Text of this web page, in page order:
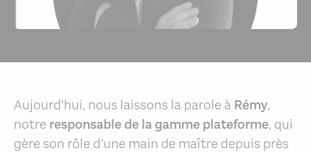
Aujourd’hui, nous laissons la parole à Rémy,
notre responsable de la gamme plateforme, qui
gère son rôle d’une main de maître depuis près